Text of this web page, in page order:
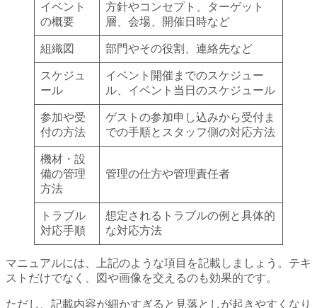
イベント
の概要
方針やコンセプト、ターゲット
層、会場、開催日時など
組織図 部門やその役割、連絡先など
スケジュ
ール
イベント開催までのスケジュー
ル、イベント当日のスケジュール
参加や受
付の方法
ゲストの参加申し込みから受付ま
での手順とスタッフ側の対応方法
機材・設
備の管理
方法
管理の仕方や管理責任者
トラブル
対応手順
想定されるトラブルの例と具体的
な対応方法
マニュアルには、上記のような項目を記載しましょう。テキ
ストだけでなく、図や画像を交えるのも効果的です。
ただし、記載内容が細かすぎると見落としが起きやすくなり